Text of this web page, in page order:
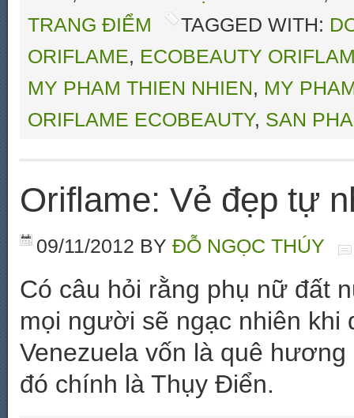
TRANG ĐIỂM
TAGGED WITH:
ORIFLAME, ECOBEAUTY
MY PHAM THIEN NHIEN, MY
ORIFLAME ECOBEAUTY, SAN
Oriflame: Vẻ đẹp tự
09/11/2012 BY ĐỖ NGỌC THÚY
Có câu hỏi rằng phụ nữ đất
mọi người sẽ ngạc nhiên khi
Venezuela vốn là quê
đó chính là Thụy Điển.